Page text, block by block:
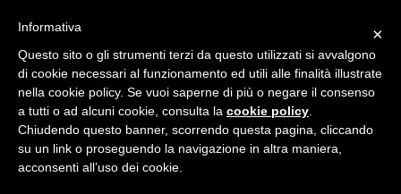
×
Informativa
Questo sito o gli strumenti terzi da questo utilizzati si avvalgono
di cookie necessari al funzionamento ed utili alle finalità illustrate
nella cookie policy. Se vuoi saperne di più o negare il consenso
a tutti o ad alcuni cookie, consulta la cookie policy
Chiudendo questo banner, scorrendo questa pagina, cliccando
su un link o proseguendo la navigazione in altra maniera,
acconsenti all’uso dei cookie.